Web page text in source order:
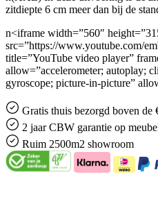
zitdiepte 6 cm meer dan bij de
n<iframe width=”560″
src=”https://www.youtube.com/
title=”YouTube video player”
allow=”accelerometer; autoplay;
gyroscope; picture-in-picture”
Gratis thuis bezorgd boven de
2 jaar CBW garantie op
Ruim 2500m2 showroom